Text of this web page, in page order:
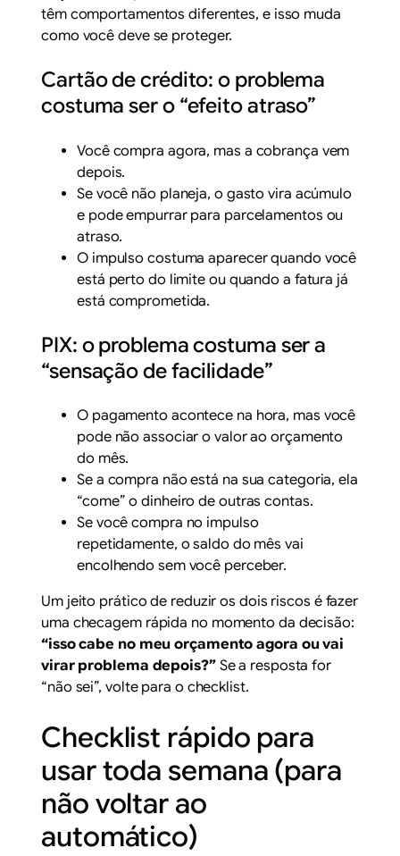
têm comportamentos diferentes, e isso muda
como você deve se proteger.
Cartão de crédito: o problema
costuma ser o “efeito atraso”
Você compra agora, mas a cobrança vem
depois.
Se você não planeja, o gasto vira acúmulo
e pode empurrar para parcelamentos ou
atraso.
O impulso costuma aparecer quando você
está perto do limite ou quando a fatura já
está comprometida.
PIX: o problema costuma ser a
“sensação de facilidade”
O pagamento acontece na hora, mas você
pode não associar o valor ao orçamento
do mês.
Se a compra não está na sua categoria, ela
“come” o dinheiro de outras contas.
Se você compra no impulso
repetidamente, o saldo do mês vai
encolhendo sem você perceber.
Um jeito prático de reduzir os dois riscos é fazer
uma checagem rápida no momento da decisão:
“isso cabe no meu orçamento agora ou vai
virar problema depois?”Se a resposta for
“não sei”, volte para o checklist.
Checklist rápido para
usar toda semana (para
não voltar ao
automático)